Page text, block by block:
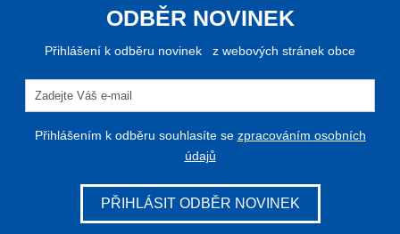
ODBĚR NOVINEK
Přihlášení k odběru novinek z webových stránek obce
Přihlášením k odběru souhlasíte se zpracováním osobních
údajů
PŘIHLÁSIT ODBĚR NOVINEK